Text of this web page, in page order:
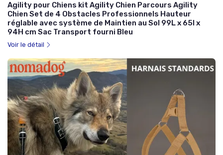
Agility pour Chiens kit Agility Chien Parcours Agility
Chien Set de 4 Obstacles Professionnels Hauteur
réglable avec système de Maintien au Sol 99L x 65l x
94H cm Sac Transport fourni Bleu
Voir le détail